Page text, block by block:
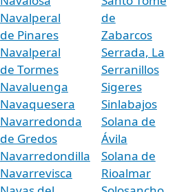
Navalperal
de Pinares
Navalperal
de Tormes
Navaluenga
Navaquesera
Navarredonda
de Gredos
Navarredondilla
Navarrevisca
de
Zabarcos
Serrada, La
Serranillos
Sigeres
Sinlabajos
Solana de
Ávila
Solana de
Rioalmar